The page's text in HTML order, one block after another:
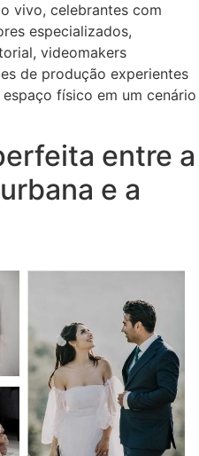
vivo, celebrantes com
especializados,
videomakers
de produção experientes
físico em um cenário
entre a
e a